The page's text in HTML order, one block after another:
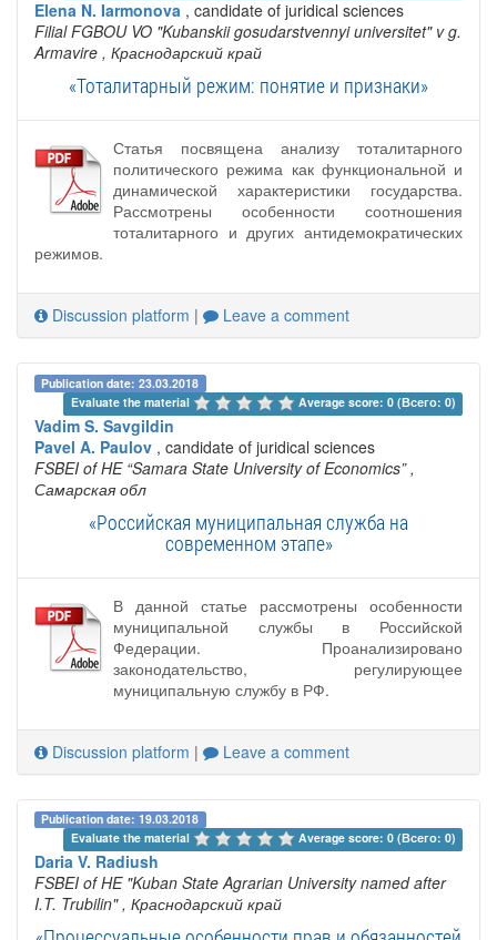
Elena N. Iarmonova , candidate of juridical sciences
Filial FGBOU VO "Kubanskii gosudarstvennyi universitet" v g.
Armavire , Краснодарский край
«Тоталитарный режим: понятие и признаки»
Статья посвящена анализу тоталитарного
политического режима как функциональной и
динамической характеристики государства.
Рассмотрены особенности соотношения
тоталитарного и других антидемократических
режимов.
Discussion platform | Leave a comment
Publication date: 23.03.2018
Evaluate the material
Average score: 0 (Всего: 0)
Vadim S. Savgildin
Pavel A. Paulov , candidate of juridical sciences
FSBEI of HE “Samara State University of Economics” ,
Самарская обл
«Российская муниципальная служба на
современном этапе»
В данной статье рассмотрены особенности
муниципальной службы в Российской
Федерации. Проанализировано
законодательство, регулирующее
муниципальную службу в РФ.
Discussion platform | Leave a comment
Publication date: 19.03.2018
Evaluate the material
Average score: 0 (Всего: 0)
Daria V. Radiush
FSBEI of HE "Kuban State Agrarian University named after
I.T. Trubilin" , Краснодарский край